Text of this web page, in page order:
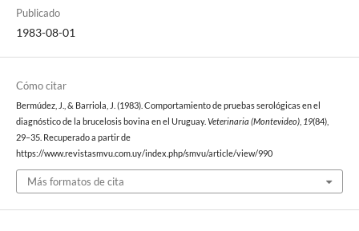
Publicado
1983-08-01
Cómo citar
Bermúdez, J., & Barriola, J. (1983). Comportamiento de pruebas serológicas en el
diagnóstico de la brucelosis bovina en el Uruguay. Veterinaria (Montevideo), 19(84),
29–35. Recuperado a partir de
https://www.revistasmvu.com.uy/index.php/smvu/article/view/990
Más formatos de cita